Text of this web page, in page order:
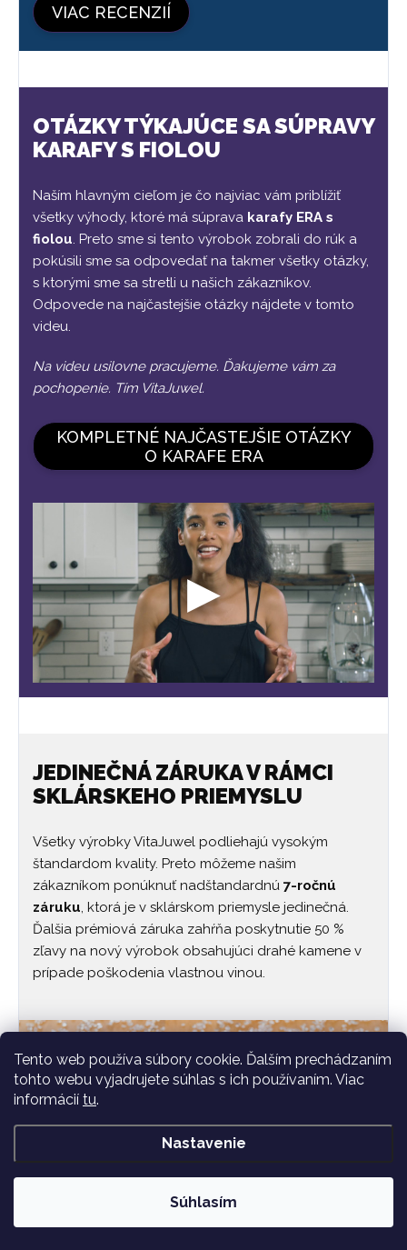
Tento web používa súbory cookie. Ďalším prechádzaním
tohto webu vyjadrujete súhlas s ich používaním. Viac
informácií tu.
Nastavenie
Súhlasím
VIAC RECENZIÍ
OTÁZKY TÝKAJÚCE SA SÚPRAVY
KARAFY S FIOLOU
Naším hlavným cieľom je čo najviac vám priblížiť
všetky výhody, ktoré má súprava karafy ERA s
fiolou. Preto sme si tento výrobok zobrali do rúk a
pokúsili sme sa odpovedať na takmer všetky otázky,
s ktorými sme sa stretli u našich zákazníkov.
Odpovede na najčastejšie otázky nájdete v tomto
videu.
Na videu usilovne pracujeme. Ďakujeme vám za
pochopenie. Tím VitaJuwel.
KOMPLETNÉ NAJČASTEJŠIE OTÁZKY
O KARAFE ERA
JEDINEČNÁ ZÁRUKA V RÁMCI
SKLÁRSKEHO PRIEMYSLU
Všetky výrobky VitaJuwel podliehajú vysokým
štandardom kvality. Preto môžeme našim
zákazníkom ponúknuť nadštandardnú 7-ročnú
záruku , ktorá je v sklárskom priemysle jedinečná.
Ďalšia prémiová záruka zahŕňa poskytnutie 50 %
zľavy na nový výrobok obsahujúci drahé kamene v
prípade poškodenia vlastnou vinou.